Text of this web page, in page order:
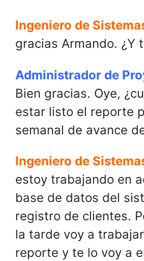
Ingeniero de
gracias Armando. ¿Y
Administrador de
Bien gracias. Oye,
estar listo el reporte
semanal de avance
Ingeniero de
estoy trabajando en
base de datos del
registro de clientes.
la tarde voy a
reporte y te lo voy a